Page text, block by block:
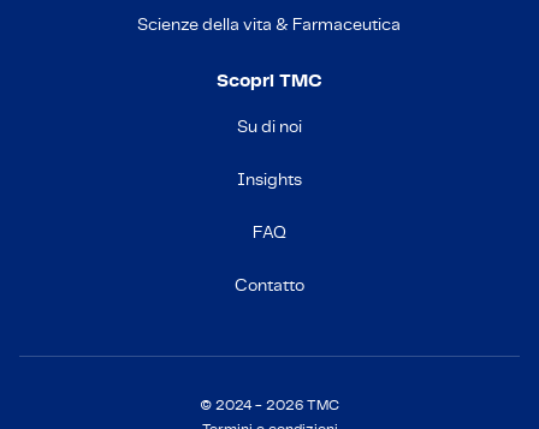
Scienze della vita & Farmaceutica
Scopri TMC
Su di noi
Insights
FAQ
Contatto
© 2024 - 2026 TMC